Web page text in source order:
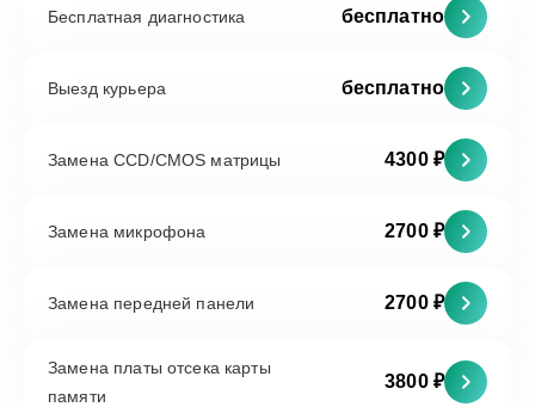
Бесплатная диагностика бесплатно
Выезд курьера бесплатно
Замена CCD/CMOS матрицы 4300 ₽
Замена микрофона 2700 ₽
Замена передней панели 2700 ₽
Замена платы отсека карты
памяти
3800 ₽